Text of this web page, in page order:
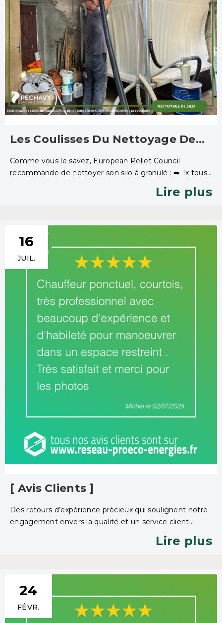
Les Coulisses Du Nettoyage De
Comme vous le savez, European Pellet Council
recommande de nettoyer son silo à granulé : ➡️ 1x tous
les 2 ans pour des silos dont la capacité est inférieure à 15
Tonnes. ➡️ 1x/an pour les silos dont la capacité est
Lire plus
16
JUIL.
[ Avis Clients ]
Des retours d’expérience précieux qui soulignent notre
engagement envers la qualité et un service client
Lire plus
24
FÉVR.